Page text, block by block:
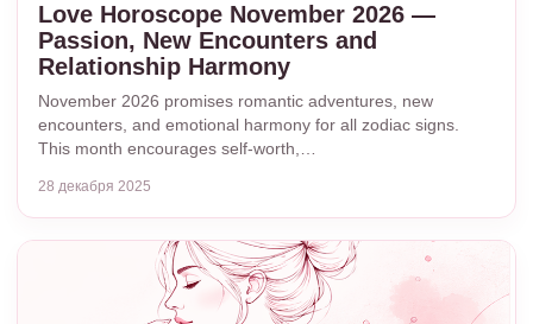
Love Horoscope November 2026 —
Passion, New Encounters and
Relationship Harmony
November 2026 promises romantic adventures, new
encounters, and emotional harmony for all zodiac signs.
This month encourages self-worth,…
28 декабря 2025